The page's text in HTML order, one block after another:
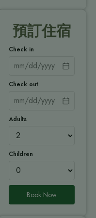
預訂住宿
Check in
Check out
Adults
Children
Book Now